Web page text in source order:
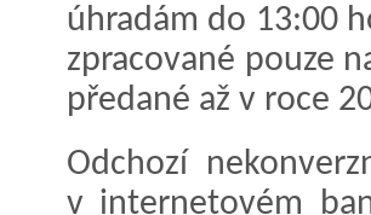
úhradám do 13:00
zpracované pouze
předané až v roce
Odchozí
v internetovém